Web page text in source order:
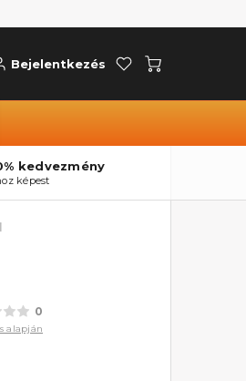
Bejelentkezés
kedvezmény
képest
0
alapján